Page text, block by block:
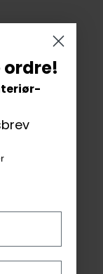
ordre!